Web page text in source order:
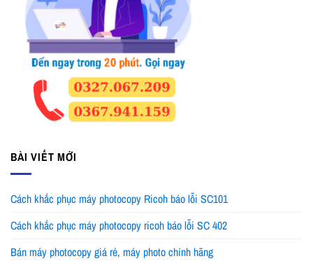
BÀI VIẾT MỚI
Cách khắc phục máy photocopy Ricoh báo lỗi SC101
Cách khắc phục máy photocopy ricoh báo lỗi SC 402
Bán máy photocopy giá rẻ, máy photo chính hãng